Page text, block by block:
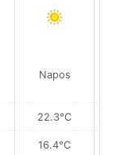
Napos
22.3°C
16.4°C